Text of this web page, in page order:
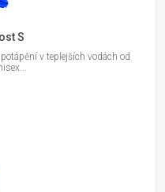
S
v teplejších vodách od